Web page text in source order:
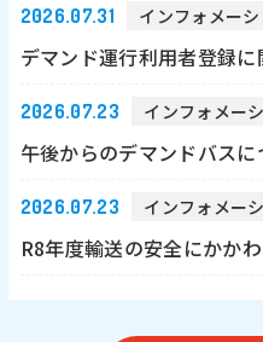
2026.07.31 インフォメー
2026.07.23 インフォメー
午後からのデマンドバスに
2026.07.23 インフォメー
R8年度輸送の安全にかか